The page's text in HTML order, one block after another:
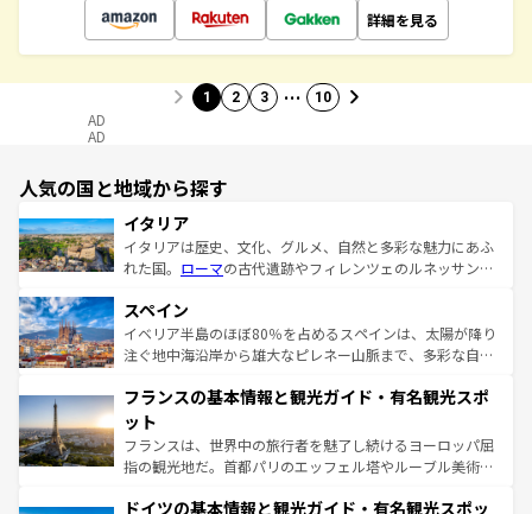
詳細を見る
1 2 3 … 10
AD
AD
人気の国と地域から探す
イタリア
イタリアは歴史、文化、グルメ、自然と多彩な魅力にあふ
れた国。 ローマの古代遺跡やフィレンツェのルネッサンス
ろん、トスカーナの美しい田園風景やアマルフィ海岸の絶
景など、自然景観も見逃せない。観光の合間には、本場の
ピザやパスタなど、絶品のイタリア料理を堪能することも
ませてくれるイタリアで、忘れられない旅をしてみよう！
なお、新着のイタリア情報は
しい。
スペイン
イベリア半島のほぼ80％を占めるスペインは、太陽が降り
注ぐ地中海沿岸から雄大なピレネー山脈まで、多彩な自然
文化が根付くこの国では、情熱的なフラメンコ、熱気あふ
れる闘牛、そして美味しいタパスが生活の一部となってい
る。首都マドリードの洗練された雰囲気や、バルセロナの
アートに溢れた街角から、地方では古代ローマ遺跡や中世
せる。地方によって風土や気候が異なるスペインはその個
フランスの基本情報と観光ガイド・有名観光スポ
ット
フランスは、世界中の旅行者を魅了し続けるヨーロッパ屈
指の観光地だ。首都パリのエッフェル塔やルーブル美術館
で、幅広い魅力が詰まっている。華麗な宮殿、歴史的な大
ドイツの基本情報と観光ガイド・有名観光スポッ